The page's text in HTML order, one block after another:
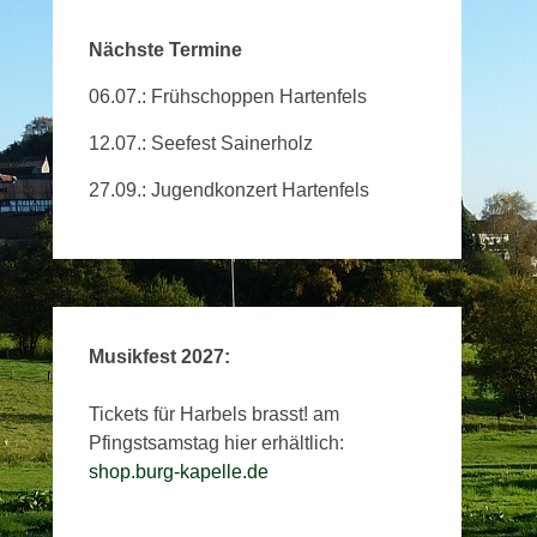
Nächste Termine
06.07.: Frühschoppen Hartenfels
12.07.: Seefest Sainerholz
27.09.: Jugendkonzert Hartenfels
Musikfest 2027:
Tickets für Harbels brasst! am
Pfingstsamstag hier erhältlich:
shop.burg-kapelle.de